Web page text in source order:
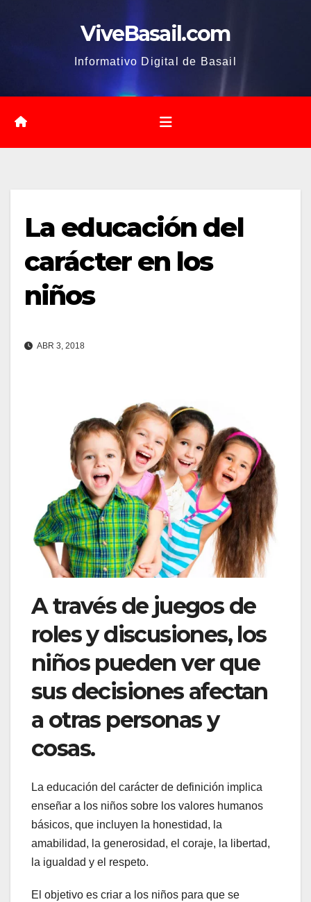
ViveBasail.com
Informativo Digital de Basail
La educación del
carácter en los
niños
ABR 3, 2018
A través de juegos de
roles y discusiones, los
niños pueden ver que
sus decisiones afectan
a otras personas y
cosas.
La educación del carácter de definición implica
enseñar a los niños sobre los valores humanos
básicos, que incluyen la honestidad, la
amabilidad, la generosidad, el coraje, la libertad,
la igualdad y el respeto.
El objetivo es criar a los niños para que se